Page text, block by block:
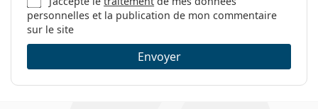
personnelles et la publication de mon commentaire
sur le site
Envoyer